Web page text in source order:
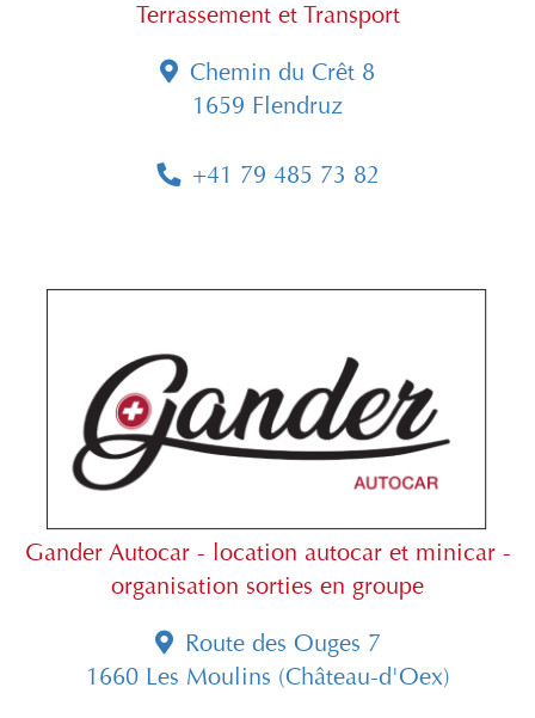
Terrassement et Transport
Chemin du Crêt 8
1659 Flendruz
+41 79 485 73 82
Gander Autocar - location autocar et minicar -
organisation sorties en groupe
Route des Ouges 7
1660 Les Moulins (Château-d'Oex)